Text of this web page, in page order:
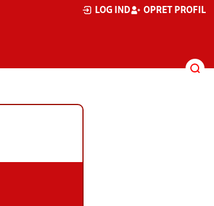
LOG IND OPRET PROFIL